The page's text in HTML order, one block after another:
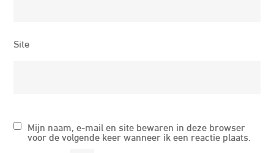
Site
Mijn naam, e-mail en site bewaren in deze browser
voor de volgende keer wanneer ik een reactie plaats.